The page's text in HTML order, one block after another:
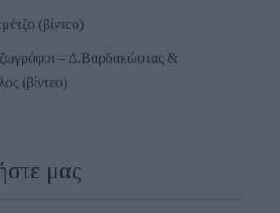
(βίντεο)
– Δ.Βαρδακώστας &
(βίντεο)
μας